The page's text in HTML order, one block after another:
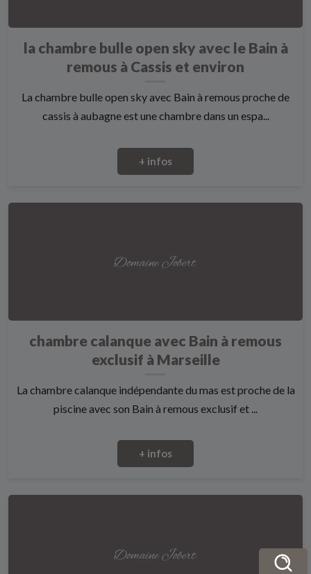
la chambre bulle open sky avec le Bain à
remous à Cassis et environ
La chambre bulle open sky avec Bain à remous proche de
cassis à aubagne est une chambre dans un espa...
+ infos
chambre calanque avec Bain à remous
exclusif à Marseille
La chambre calanque indépendante du mas est proche de la
piscine avec son Bain à remous exclusif et ...
+ infos